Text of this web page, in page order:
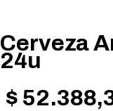
Cerveza
24u
$